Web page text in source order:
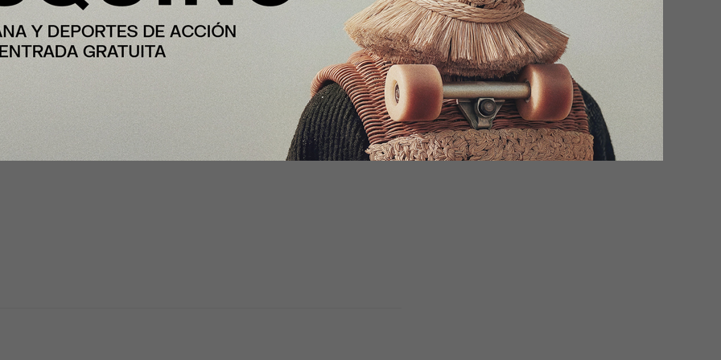
Esto podría traducirse en una
es poco probable que el
concluye la directora de